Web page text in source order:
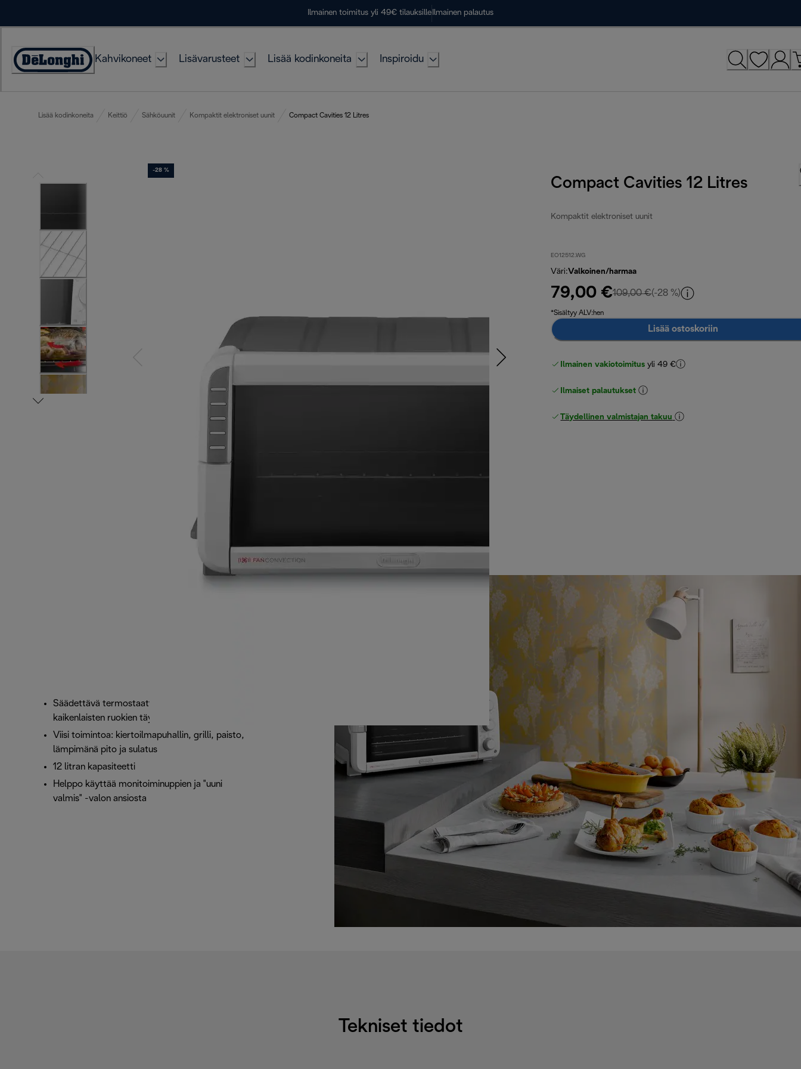
Ilmainen toimitus yli 49€ tilauksille Ilmainen palautus
Accessibility
Kahvikoneet Lisävarusteet Lisää kodinkoneita Inspiroidu
Lisää kodinkoneita Keittiö Sähköuunit Kompaktit elektroniset uunit Compact Cavities 12 Litres
-28 %
Compact Cavities 12 Litres
Kompaktit elektroniset uunit
EO12512.WG
Väri:Valkoinen/harmaa
79,00 €109,00 €alkuperäinen hinta 109,00 €
(-28 %)
*Sisältyy ALV:hen
Lisää ostoskoriin
Ilmainen vakiotoimitus yli 49 €
Ilmaiset palautukset
Täydellinen valmistajan takuu
Säädettävä termostaatti (100–220 °C) sopii
kaikenlaisten ruokien täydelliseen kypsennykseen
Viisi toimintoa: kiertoilmapuhallin, grilli, paisto,
lämpimänä pito ja sulatus
12 litran kapasiteetti
Helppo käyttää monitoiminuppien ja "uuni
valmis" -valon ansiosta
Tekniset tiedot